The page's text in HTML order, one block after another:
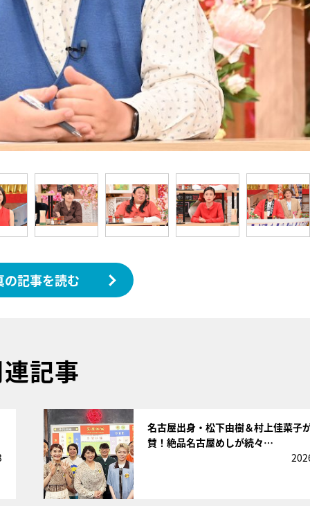
の記事を読む
記事
名古屋出身・松下由樹＆村上佳菜子
賛！絶品名古屋めしが続々…